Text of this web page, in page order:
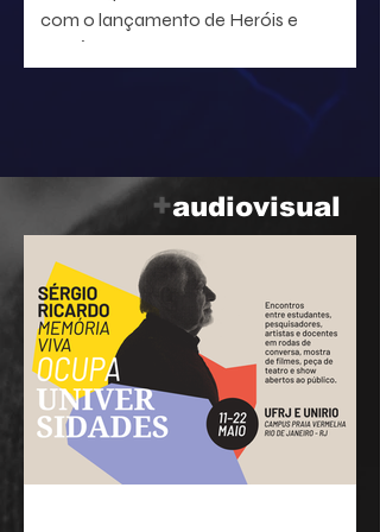
com o lançamento de Heróis e
heroínas da MPB. O projeto, idealizado
pelo radialista e produtor Geraldo Leite
— integrante do grupo Rumo, nome
Baptistão, propõe uma navegação
interativa pela história da música
popular brasileira.
+audiovisual